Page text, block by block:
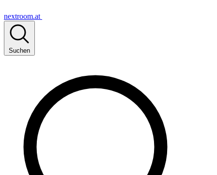
nextroom.at
Suchen